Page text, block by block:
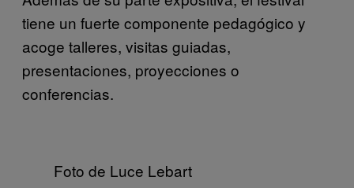
tiene un fuerte componente pedagógico y
acoge talleres, visitas guiadas,
presentaciones, proyecciones o
conferencias.
Foto de Luce Lebart